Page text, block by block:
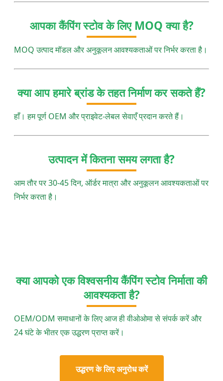
आपका कैंपिंग स्टोव के लिए MOQ क्या है?
MOQ उत्पाद मॉडल और अनुकूलन आवश्यकताओं पर निर्भर करता है।
क्या आप हमारे ब्रांड के तहत निर्माण कर सकते हैं?
हाँ। हम पूर्ण OEM और प्राइवेट-लेबल सेवाएँ प्रदान करते हैं।
उत्पादन में कितना समय लगता है?
आम तौर पर 30-45 दिन, ऑर्डर मात्रा और अनुकूलन आवश्यकताओं पर
निर्भर करता है।
क्या आपको एक विश्वसनीय कैंपिंग स्टोव निर्माता की
आवश्यकता है?
OEM/ODM समाधानों के लिए आज ही वीओओमा से संपर्क करें और
24 घंटे के भीतर एक उद्धरण प्राप्त करें।
उद्धरण के लिए अनुरोध करें